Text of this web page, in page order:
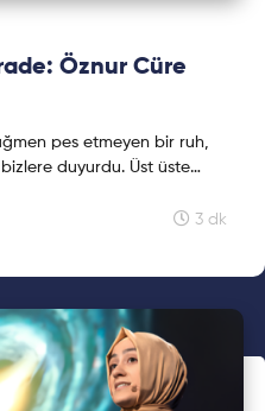
Öznur Cüre
pes etmeyen bir ruh,
bizlere duyurdu. Üst üste
Öznur Cüre
getireceğini gösteren en
3 dk